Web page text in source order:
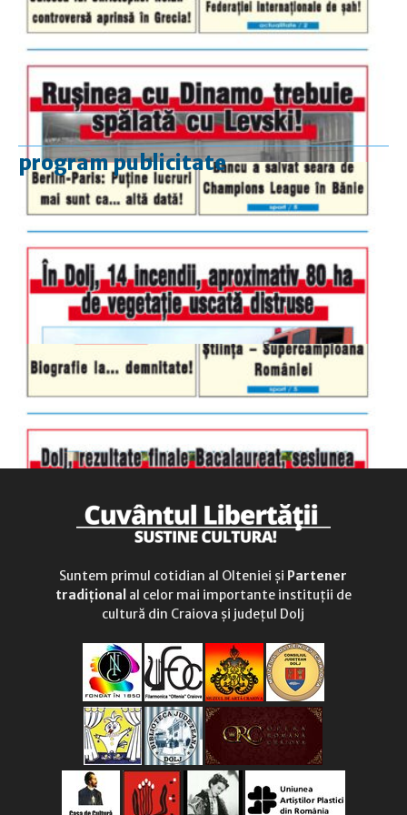
program publicitate
luni-vineri
9.00 - 17.00
duminică
9.00 - 12.00
Suntem primul cotidian al Olteniei și Partener
tradițional al celor mai importante instituții de
cultură din Craiova și județul Dolj